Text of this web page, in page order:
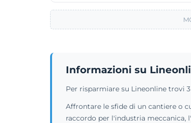
Informazioni su
Per risparmiare su Lineonline trovi
Affrontare le sfide di un cantiere o
raccordo per l'industria